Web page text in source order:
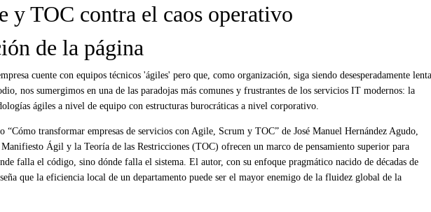
y TOC contra el caos operativo
de la página
cuente con equipos técnicos 'ágiles' pero que, como organización, siga siendo desesperadamente
nos sumergimos en una de las paradojas más comunes y frustrantes de los servicios IT modernos: la
ágiles a nivel de equipo con estructuras burocráticas a nivel corporativo.
“Cómo transformar empresas de servicios con Agile, Scrum y TOC” de José Manuel Hernández Agudo,
Manifiesto Ágil y la Teoría de las Restricciones (TOC) ofrecen un marco de pensamiento superior para
falla el código, sino dónde falla el sistema. El autor, con su enfoque pragmático nacido de décadas de
que la eficiencia local de un departamento puede ser el mayor enemigo de la fluidez global de la